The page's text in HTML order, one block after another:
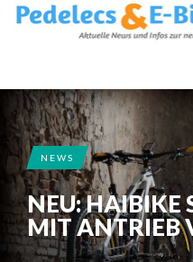
NEWS
NEU: HAIBIKE
MIT ANTRIEB